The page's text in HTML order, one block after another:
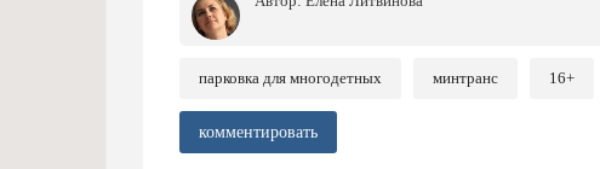
парковка для многодетных минтранс 16+
комментировать